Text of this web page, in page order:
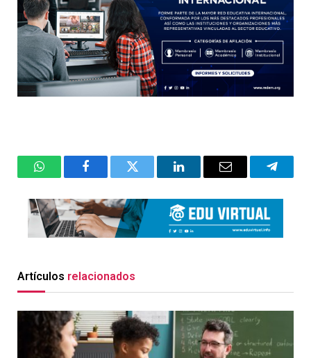
WhatsAppFacebookTwitter LinkedInEmail
Artículos relacionados